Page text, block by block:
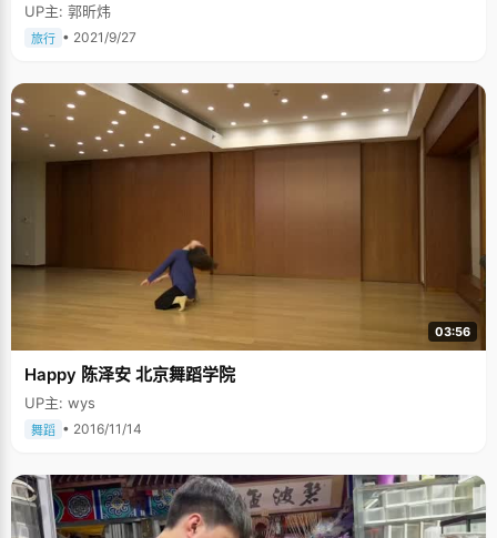
人出去可以找到独立的感觉，什么事情都得自己解决。从小，陈之伊的压岁
钱都归自己保管使用，她一直存着，当作每个假期的旅游资金。"我特别喜欢
了很多旅行团的资料，拿给他们看，并保证出去之后20小时开机，他们才让
我去"。 意大利是陈之伊一个人旅行的开始，之后她还一个人去了土耳其和埃
及。"在新的文化环境中，不但增长见识，还能锻炼自我解决问题的能力"，
陈之伊打算今年寒假要去希腊或者西班牙，正在策划中。 不过旅行途中，陈
之伊偶尔也会遇到一些比较囧的事情，"有一次我在旅行车上睡着了，大家都
美，一丝不苟。在平时的学习中，上课认真听讲，笔记干净整洁，作业也高
质量的完成。"我是处女座A型血，呵呵，自我要求完美"，陈之伊说，"比如
说做ppt，每个字进出的时间，包括阴影的角度，都要求很精准漂亮，论文也
是，每个标点符号都要求使用正确。"因为太要求完美了，怕自己考试后会失
望，她每次都不敢给自己定太高的要求和目标，高考之前，她就想，能考上
重点就行了，心态轻松很多。 有时候，她也着实为自己的这种性格烦恼，"以
前我给外国电影做过字幕，但是因为我太要求完美了，每个时间轴都精确到
秒，花费的时间特别长，爸爸就劝我放弃了。看来我靠这挣钱是不可能了，
呵呵。"
UP主: 郭昕炜
旅行 • 2021/9/27
03:56
Happy 陈泽安 北京舞蹈学院
UP主: wys
舞蹈 • 2016/11/14